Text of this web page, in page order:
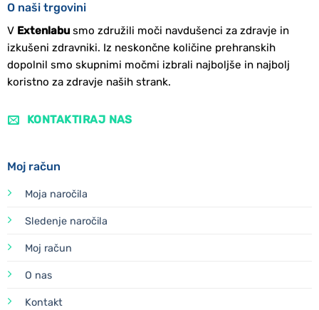
O naši trgovini
V Extenlabusmo združili moči navdušenci za zdravje in
izkušeni zdravniki. Iz neskončne količine prehranskih
dopolnil smo skupnimi močmi izbrali najboljše in najbolj
koristno za zdravje naših strank.
KONTAKTIRAJ NAS
Moj račun
Moja naročila
Sledenje naročila
Moj račun
O nas
Kontakt